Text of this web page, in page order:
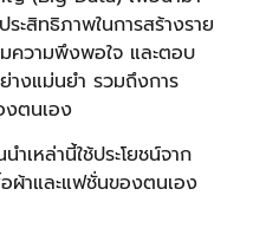
ะสิทธิภาพในการสร้างราย
มความพึงพอใจ และตอบ
งแม่นยำ รวมถึงการ
งตนเอง
เหล่านี้ใช้ประโยชน์จาก
ผ้าและแฟชั่นของตนเอง